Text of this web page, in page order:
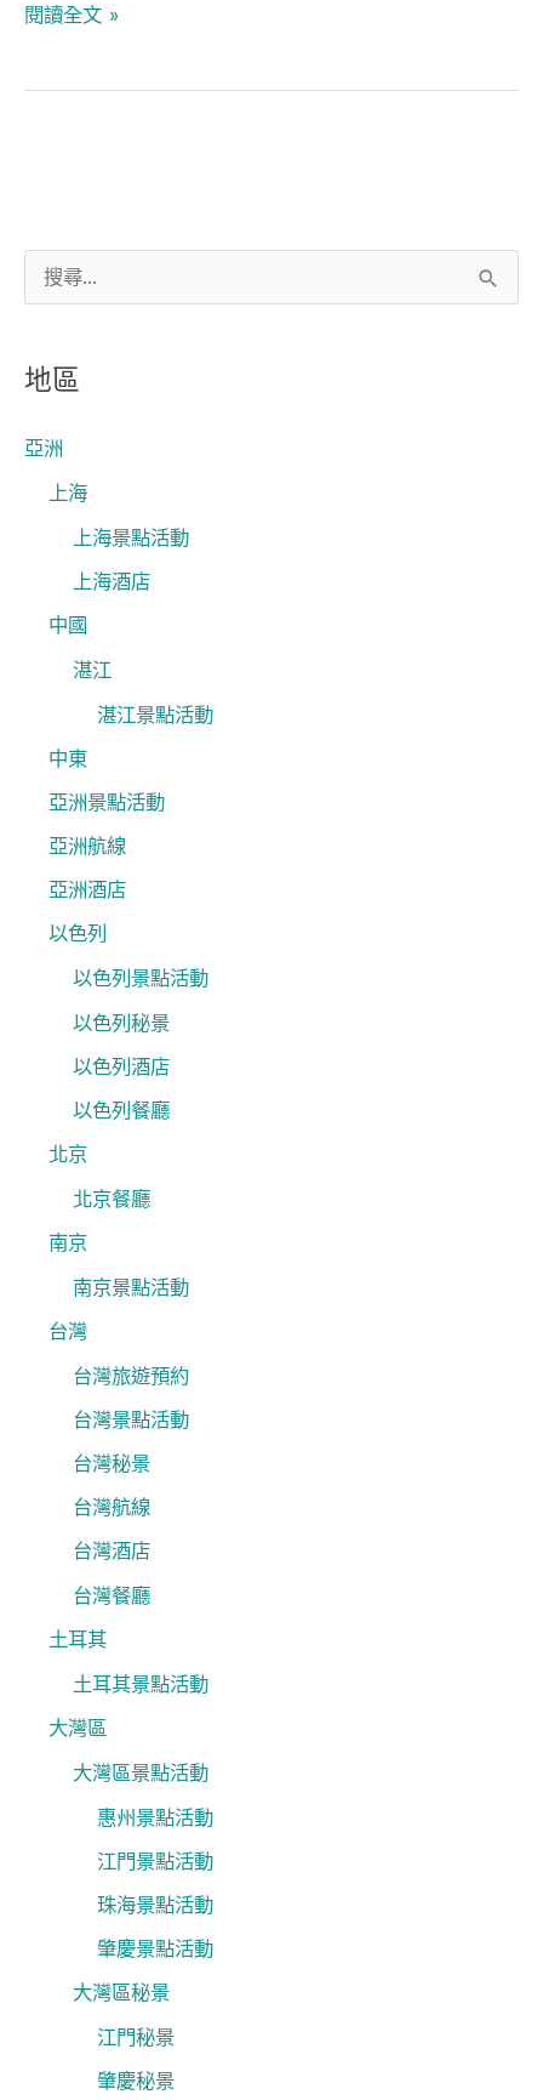
關
鍵
字
地區
亞洲
上海
上海景點活動
上海酒店
中國
湛江
湛江景點活動
中東
亞洲景點活動
亞洲航線
亞洲酒店
以色列
以色列景點活動
以色列秘景
以色列酒店
以色列餐廳
北京
北京餐廳
南京
南京景點活動
台灣
台灣旅遊預約
台灣景點活動
台灣秘景
台灣航線
台灣酒店
台灣餐廳
土耳其
土耳其景點活動
大灣區
大灣區景點活動
惠州景點活動
江門景點活動
珠海景點活動
肇慶景點活動
大灣區秘景
江門秘景
肇慶秘景
閱讀全文 »